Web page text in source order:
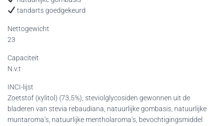
tandarts goedgekeurd
Nettogewicht
23
Capaciteit
N.v.t
INCI-lijst
Zoetstof (xylitol) (73,5%), steviolglycosiden gewonnen uit de
bladeren van stevia rebaudiana, natuurlijke gombasis, natuurlijke
muntaroma’s, natuurlijke mentholaroma’s, bevochtigingsmiddel